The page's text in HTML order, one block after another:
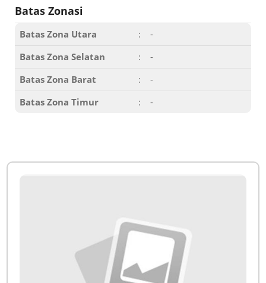
Batas Zonasi
Batas Zona Utara :
-
Batas Zona Selatan
:
-
Batas Zona Barat
:
-
Batas Zona Timur
: -